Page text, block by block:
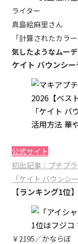
ライター
真島絵麻里さん
「計算されたカラ
気したようなムー
ケイト バウンシ
公式サイト
初出記事：プチプ
「ケイト バウンシ
【ランキング1位
￥2195／かならぼ